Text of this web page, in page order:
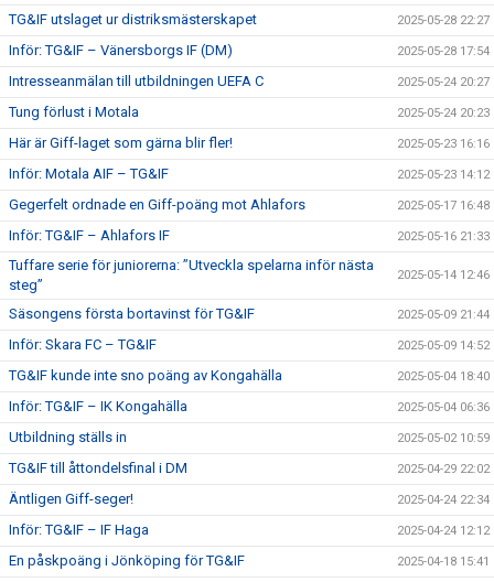
TG&IF utslaget ur distriksmästerskapet 2025-05-28 22:27
Inför: TG&IF – Vänersborgs IF (DM) 2025-05-28 17:54
Intresseanmälan till utbildningen UEFA C 2025-05-24 20:27
Tung förlust i Motala 2025-05-24 20:23
Här är Giff-laget som gärna blir fler! 2025-05-23 16:16
Inför: Motala AIF – TG&IF 2025-05-23 14:12
Gegerfelt ordnade en Giff-poäng mot Ahlafors 2025-05-17 16:48
Inför: TG&IF – Ahlafors IF 2025-05-16 21:33
Tuffare serie för juniorerna: ”Utveckla spelarna inför nästa
steg”
2025-05-14 12:46
Säsongens första bortavinst för TG&IF 2025-05-09 21:44
Inför: Skara FC – TG&IF 2025-05-09 14:52
TG&IF kunde inte sno poäng av Kongahälla 2025-05-04 18:40
Inför: TG&IF – IK Kongahälla 2025-05-04 06:36
Utbildning ställs in 2025-05-02 10:59
TG&IF till åttondelsfinal i DM 2025-04-29 22:02
Äntligen Giff-seger! 2025-04-24 22:34
Inför: TG&IF – IF Haga 2025-04-24 12:12
En påskpoäng i Jönköping för TG&IF 2025-04-18 15:41